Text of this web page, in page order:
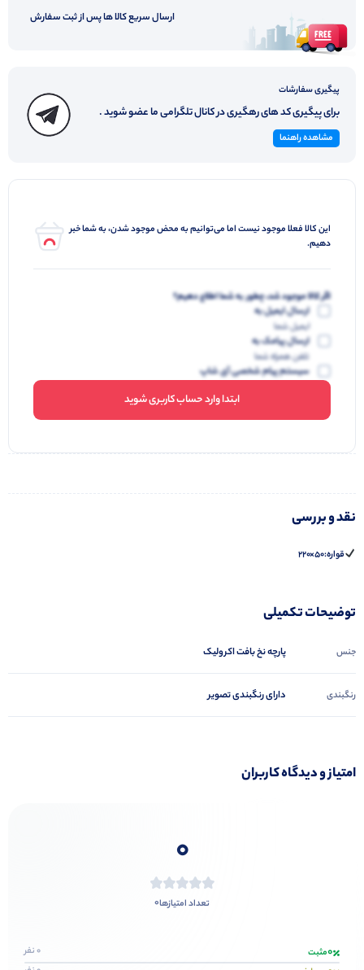
ارسال سریع کالا ها پس از ثبت سفارش
پیگیری سفارشات
برای پیگیری کد های رهگیری در کانال تلگرامی ما عضو شوید .
مشاهده راهنما
این کالا فعلا موجود نیست اما می‌توانیم به محض موجود شدن، به شما خبر
دهیم.
اگر کالا موجود شد، چطور به شما اطلاع دهیم؟
ارسال ایمیل به
ایمیل شما
ارسال پیامک به
تلفن همراه شما
سیستم پیام شخصی آی شاپ
ابتدا وارد حساب کاربری شوید
نقد و بررسی
قواره:50×220
توضیحات تکمیلی
جنس پارچه نخ بافت اکرولیک
رنگبندی دارای رنگبندی تصویر
امتیاز و دیدگاه کاربران
0
تعداد امتیازها0
0مثبت 0 نفر